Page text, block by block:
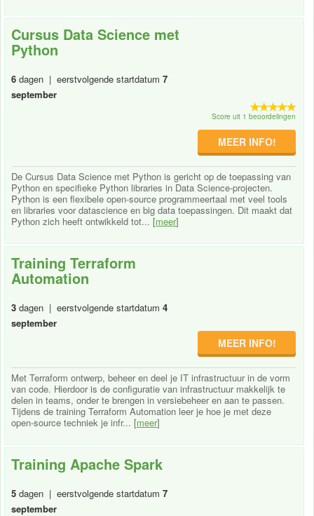
Cursus Data Science met
Python
6 dagen | eerstvolgende startdatum 7
september
Score uit 1 beoordelingen
MEER INFO!
De Cursus Data Science met Python is gericht op de toepassing van
Python en specifieke Python libraries in Data Science-projecten.
Python is een flexibele open-source programmeertaal met veel tools
en libraries voor datascience en big data toepassingen. Dit maakt dat
Python zich heeft ontwikkeld tot... [meer]
Training Terraform
Automation
3 dagen | eerstvolgende startdatum 4
september
MEER INFO!
Met Terraform ontwerp, beheer en deel je IT infrastructuur in de vorm
van code. Hierdoor is de configuratie van infrastructuur makkelijk te
delen in teams, onder te brengen in versiebeheer en aan te passen.
Tijdens de training Terraform Automation leer je hoe je met deze
open-source techniek je infr... [meer]
Training Apache Spark
5 dagen | eerstvolgende startdatum 7
september